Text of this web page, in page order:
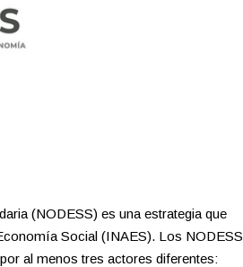
(NODESS) es una estrategia que
Social (INAES). Los NODESS
al menos tres actores diferentes: